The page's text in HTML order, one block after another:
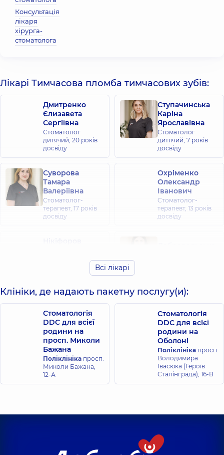
Консультація
лікаря
хірурга-
стоматолога
Лікарі Тимчасова пломба тимчасових зубів:
Дмитренко
Єлизавета
Сергіївна
Стоматолог
дитячий, 20 років
досвіду
Ступачинська
Каріна
Ярославівна
Стоматолог
дитячий, 7 років
досвіду
Суворова
Тамара
Валеріївна
Стоматолог-
терапевт, 17 років
досвіду
Охріменко
Олександр
Іванович
Стоматолог-
терапевт, 13 років
досвіду
5 років
Кліщ Софія
Олександрівна
Стоматолог
дитячий,6 років
досвіду
Грабовська
Світлана
Євгенівна
Стоматолог
дитячий,25 років
досвіду
Дьомочкіна
Наталія
дитячий,12 років
Всі лікарі
Клініки, де надають пакетну послугу(и):
Стоматологія
DDC для всієї
родини на
просп. Миколи
Бажана
Поліклініка просп.
Миколи Бажана,
12-А
Стоматологія
DDC для всієї
родини на
Оболоні
Поліклініка просп.
Володимира
Івасюка (Героїв
Сталінграда), 16-В